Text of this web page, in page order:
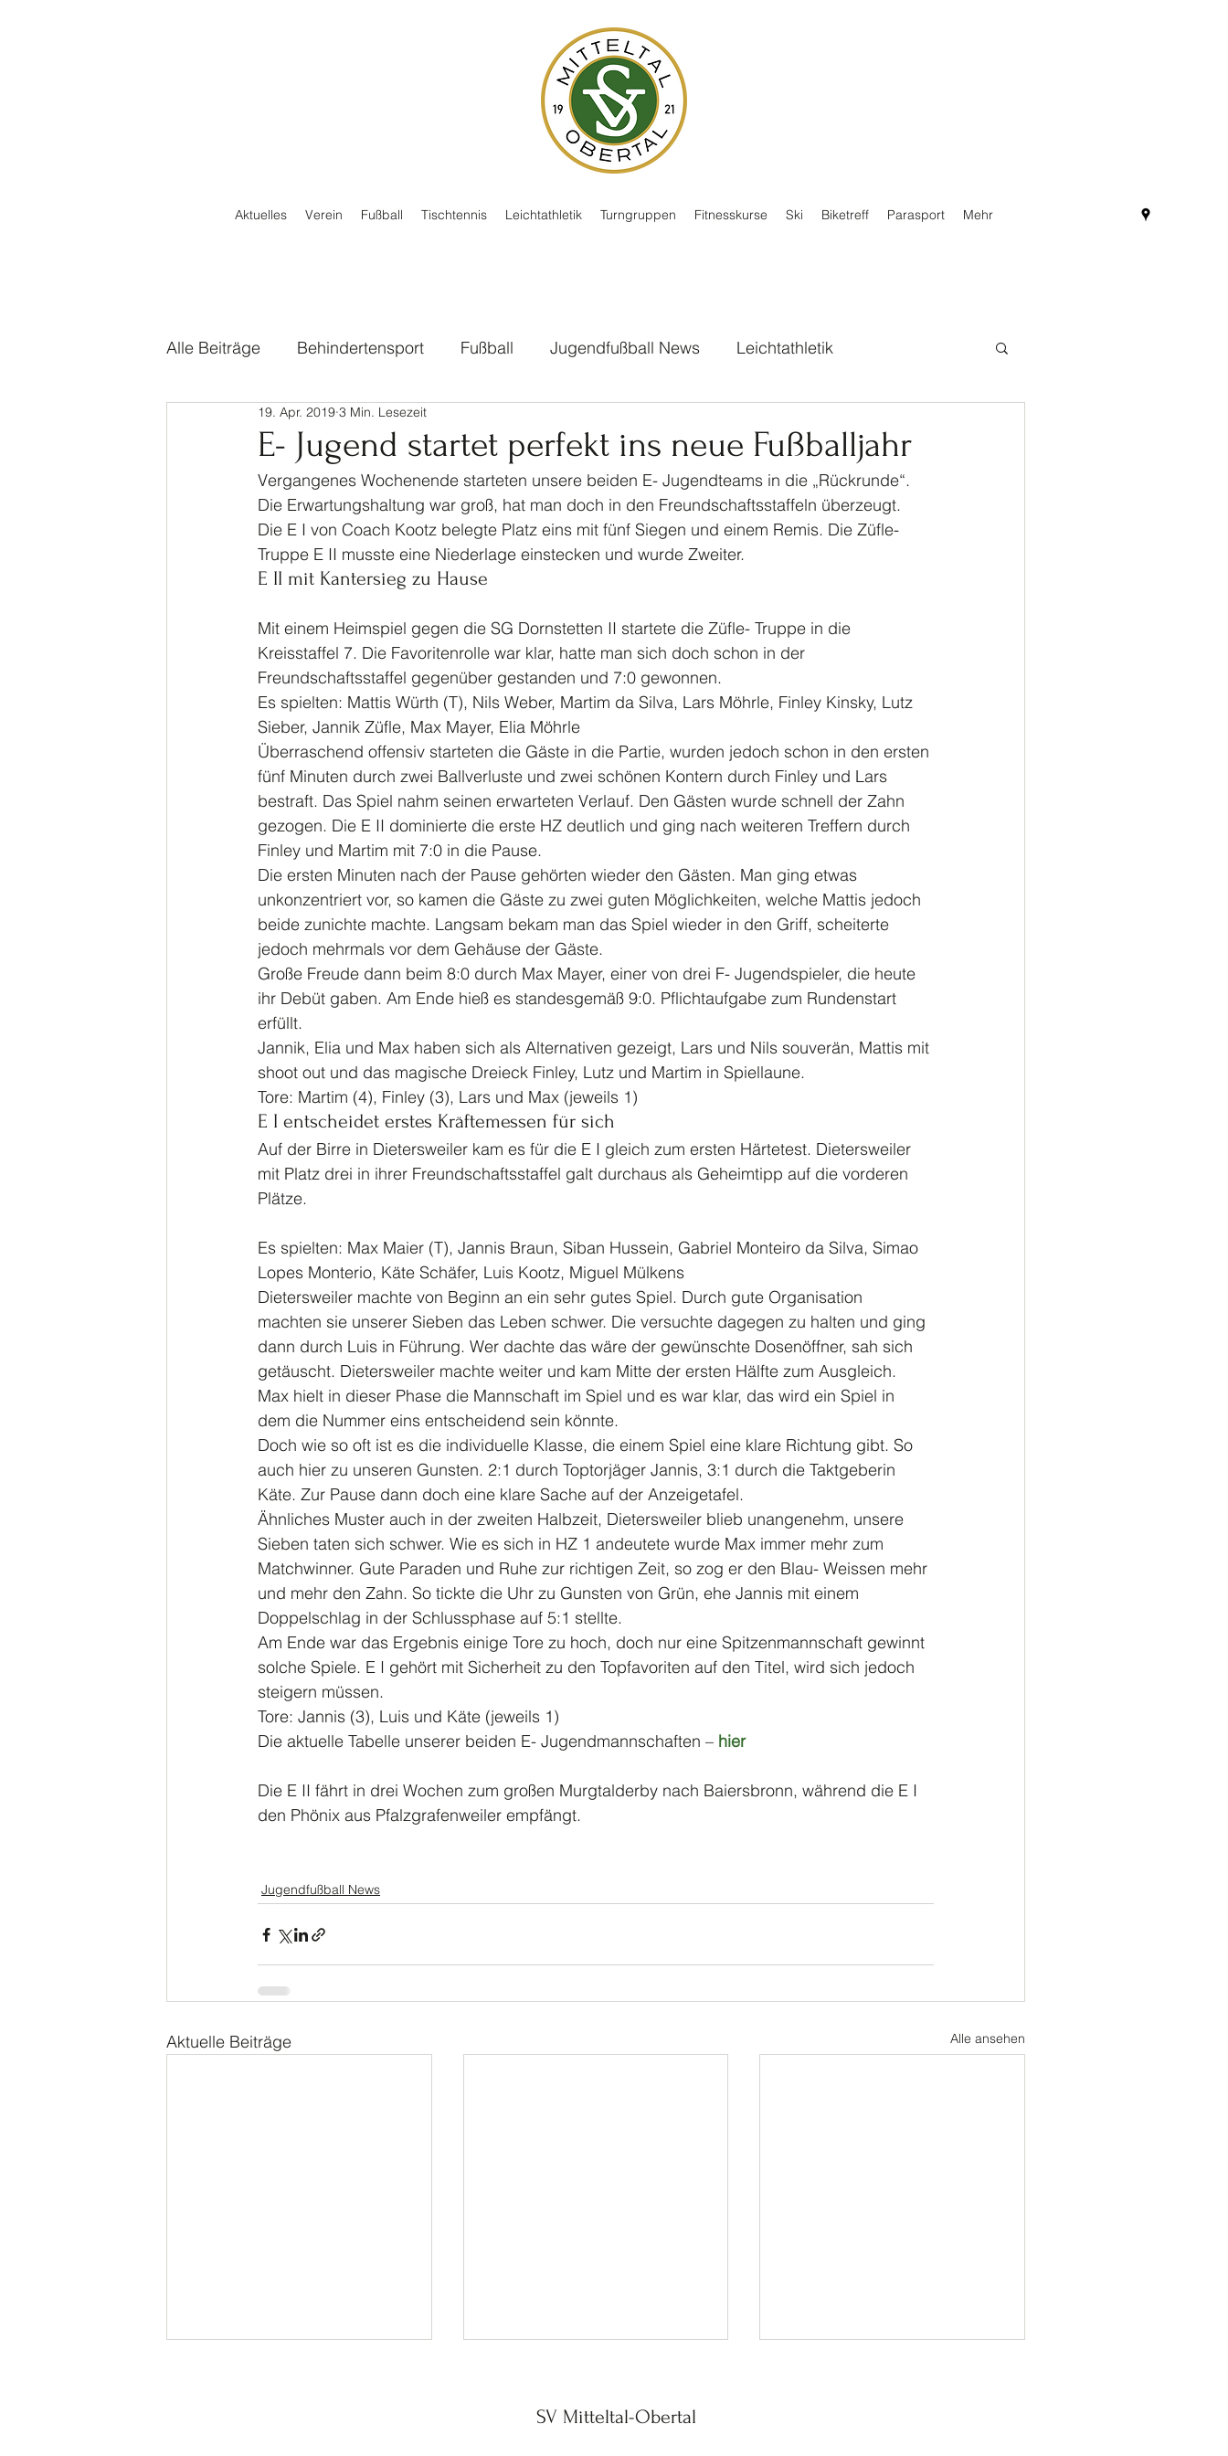
Aktuelles Verein Fußball Tischtennis Leichtathletik Turngruppen Fitnesskurse Ski Biketreff Parasport Mehr
Alle Beiträge Behindertensport Fußball Jugendfußball News Leichtathletik
Sinalco Cup 2020 Tischtennis
Allgemein Parasport Kinderturnen Jahrhundertspiel Bike
E- Jugend startet perfekt ins neue Fußballjahr
19. Apr. 2019 3 Min. Lesezeit
Vergangenes Wochenende starteten unsere beiden E- Jugendteams in die „Rückrunde“.
Die Erwartungshaltung war groß, hat man doch in den Freundschaftsstaffeln überzeugt.
Die E I von Coach Kootz belegte Platz eins mit fünf Siegen und einem Remis. Die Züfle-
Truppe E II musste eine Niederlage einstecken und wurde Zweiter.
E II mit Kantersieg zu Hause
Mit einem Heimspiel gegen die SG Dornstetten II startete die Züfle- Truppe in die
Kreisstaffel 7. Die Favoritenrolle war klar, hatte man sich doch schon in der
Freundschaftsstaffel gegenüber gestanden und 7:0 gewonnen.
Es spielten: Mattis Würth (T), Nils Weber, Martim da Silva, Lars Möhrle, Finley Kinsky, Lutz
Sieber, Jannik Züfle, Max Mayer, Elia Möhrle
Überraschend offensiv starteten die Gäste in die Partie, wurden jedoch schon in den ersten
fünf Minuten durch zwei Ballverluste und zwei schönen Kontern durch Finley und Lars
bestraft. Das Spiel nahm seinen erwarteten Verlauf. Den Gästen wurde schnell der Zahn
gezogen. Die E II dominierte die erste HZ deutlich und ging nach weiteren Treffern durch
Finley und Martim mit 7:0 in die Pause.
Die ersten Minuten nach der Pause gehörten wieder den Gästen. Man ging etwas
unkonzentriert vor, so kamen die Gäste zu zwei guten Möglichkeiten, welche Mattis jedoch
beide zunichte machte. Langsam bekam man das Spiel wieder in den Griff, scheiterte
jedoch mehrmals vor dem Gehäuse der Gäste.
Große Freude dann beim 8:0 durch Max Mayer, einer von drei F- Jugendspieler, die heute
ihr Debüt gaben. Am Ende hieß es standesgemäß 9:0. Pflichtaufgabe zum Rundenstart
erfüllt.
Jannik, Elia und Max haben sich als Alternativen gezeigt, Lars und Nils souverän, Mattis mit
shoot out und das magische Dreieck Finley, Lutz und Martim in Spiellaune.
Tore: Martim (4), Finley (3), Lars und Max (jeweils 1)
E I entscheidet erstes Kräftemessen für sich
Auf der Birre in Dietersweiler kam es für die E I gleich zum ersten Härtetest. Dietersweiler
mit Platz drei in ihrer Freundschaftsstaffel galt durchaus als Geheimtipp auf die vorderen
Plätze.
Es spielten: Max Maier (T), Jannis Braun, Siban Hussein, Gabriel Monteiro da Silva, Simao
Lopes Monterio, Käte Schäfer, Luis Kootz, Miguel Mülkens
Dietersweiler machte von Beginn an ein sehr gutes Spiel. Durch gute Organisation
machten sie unserer Sieben das Leben schwer. Die versuchte dagegen zu halten und ging
dann durch Luis in Führung. Wer dachte das wäre der gewünschte Dosenöffner, sah sich
getäuscht. Dietersweiler machte weiter und kam Mitte der ersten Hälfte zum Ausgleich.
Max hielt in dieser Phase die Mannschaft im Spiel und es war klar, das wird ein Spiel in
dem die Nummer eins entscheidend sein könnte.
Doch wie so oft ist es die individuelle Klasse, die einem Spiel eine klare Richtung gibt. So
auch hier zu unseren Gunsten. 2:1 durch Toptorjäger Jannis, 3:1 durch die Taktgeberin
Käte. Zur Pause dann doch eine klare Sache auf der Anzeigetafel.
Ähnliches Muster auch in der zweiten Halbzeit, Dietersweiler blieb unangenehm, unsere
Sieben taten sich schwer. Wie es sich in HZ 1 andeutete wurde Max immer mehr zum
Matchwinner. Gute Paraden und Ruhe zur richtigen Zeit, so zog er den Blau- Weissen mehr
und mehr den Zahn. So tickte die Uhr zu Gunsten von Grün, ehe Jannis mit einem
Doppelschlag in der Schlussphase auf 5:1 stellte.
Am Ende war das Ergebnis einige Tore zu hoch, doch nur eine Spitzenmannschaft gewinnt
solche Spiele. E I gehört mit Sicherheit zu den Topfavoriten auf den Titel, wird sich jedoch
steigern müssen.
Tore: Jannis (3), Luis und Käte (jeweils 1)
Die aktuelle Tabelle unserer beiden E- Jugendmannschaften – hier
Die E II fährt in drei Wochen zum großen Murgtalderby nach Baiersbronn, während die E I
den Phönix aus Pfalzgrafenweiler empfängt.
Jugendfußball News
Aktuelle Beiträge Alle ansehen
SV Mitteltal-Obertal